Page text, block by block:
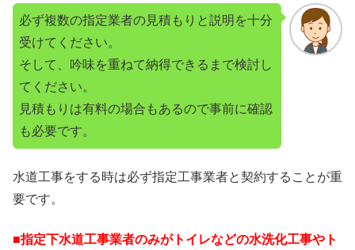
必ず複数の指定業者の見積もりと説明を十分
受けてください。
そして、吟味を重ねて納得できるまで検討し
てください。
見積もりは有料の場合もあるので事前に確認
も必要です。
水道工事をする時は必ず指定工事業者と契約することが重
要です。
■指定下水道工事業者のみがトイレなどの水洗化工事やト